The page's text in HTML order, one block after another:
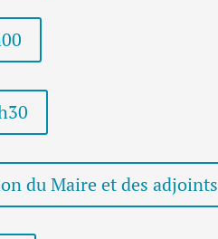
du Maire et des adjoints